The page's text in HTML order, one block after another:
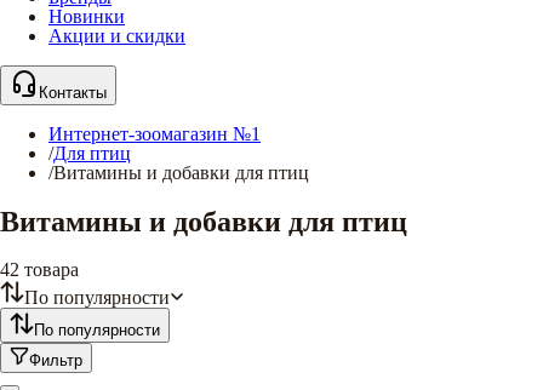
Новинки
Акции и скидки
Контакты
Интернет-зоомагазин №1
/Для птиц
/Витамины и добавки для птиц
Витамины и добавки для птиц
42 товара
По популярности
По популярности
Фильтр